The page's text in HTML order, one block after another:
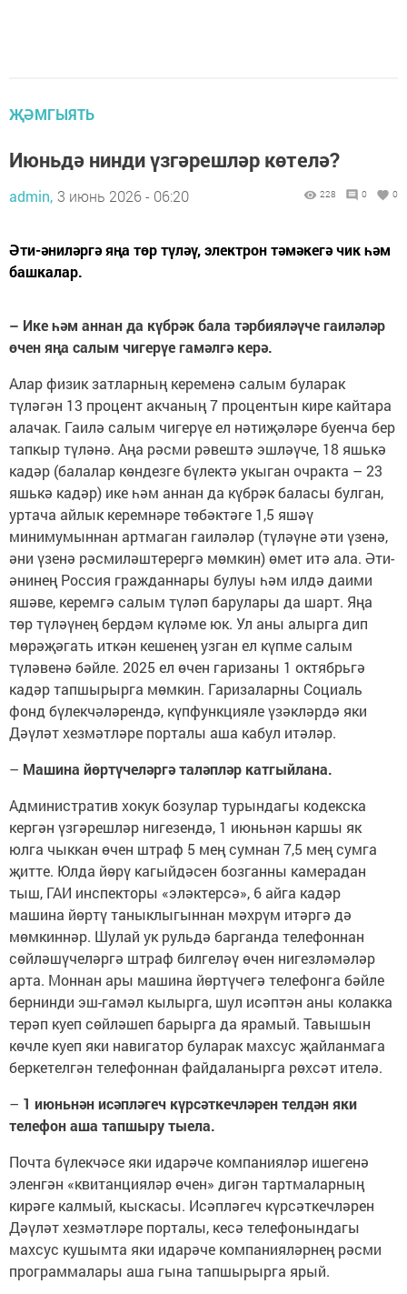
ҖӘМГЫЯТЬ
Июньдә нинди үзгәрешләр көтелә?
admin, 3 июнь 2026 - 06:20 228 0 0
Әти-әниләргә яңа төр түләү, электрон тәмәкегә чик һәм
башкалар.
– Ике һәм аннан да күбрәк бала тәрбияләүче гаиләләр
өчен яңа салым чигерүе гамәлгә керә.
Алар физик затларның кеременә салым буларак
түләгән 13 процент акчаның 7 процентын кире кайтара
алачак. Гаилә салым чигерүе ел нәтиҗәләре буенча бер
тапкыр түләнә. Аңа рәсми рәвештә эшләүче, 18 яшькә
кадәр (балалар көндезге бүлектә укыган очракта – 23
яшькә кадәр) ике һәм аннан да күбрәк баласы булган,
уртача айлык керемнәре төбәктәге 1,5 яшәү
минимумыннан артмаган гаиләләр (түләүне әти үзенә,
әни үзенә рәсмиләштерергә мөмкин) өмет итә ала. Әти-
әнинең Россия гражданнары булуы һәм илдә даими
яшәве, керемгә салым түләп барулары да шарт. Яңа
төр түләүнең бердәм күләме юк. Ул аны алырга дип
мөрәҗәгать иткән кешенең узган ел күпме салым
түләвенә бәйле. 2025 ел өчен гаризаны 1 октябрьгә
кадәр тапшырырга мөмкин. Гаризаларны Социаль
фонд бүлекчәләрендә, күпфункцияле үзәкләрдә яки
Дәүләт хезмәтләре порталы аша кабул итәләр.
– Машина йөртүчеләргә таләпләр катгыйлана.
Административ хокук бозулар турындагы кодекска
кергән үзгәрешләр нигезендә, 1 июньнән каршы як
юлга чыккан өчен штраф 5 мең сумнан 7,5 мең сумга
җитте. Юлда йөрү кагыйдәсен бозганны камерадан
тыш, ГАИ инспекторы «эләктерсә», 6 айга кадәр
машина йөртү таныклыгыннан мәхрүм итәргә дә
мөмкиннәр. Шулай ук рульдә барганда телефоннан
сөйләшүчеләргә штраф билгеләү өчен нигезләмәләр
арта. Моннан ары машина йөртүчегә телефонга бәйле
бернинди эш-гамәл кылырга, шул исәптән аны колакка
терәп куеп сөйләшеп барырга да ярамый. Тавышын
көчле куеп яки навигатор буларак махсус җайланмага
беркетелгән телефоннан файдаланырга рөхсәт ителә.
– 1 июньнән исәпләгеч күрсәткечләрен телдән яки
телефон аша тапшыру тыела.
Почта бүлекчәсе яки идарәче компанияләр ишегенә
эленгән «квитанцияләр өчен» дигән тартмаларның
кирәге калмый, кыскасы. Исәпләгеч күрсәткечләрен
Дәүләт хезмәтләре порталы, кесә телефонындагы
махсус кушымта яки идарәче компанияләрнең рәсми
программалары аша гына тапшырырга ярый.